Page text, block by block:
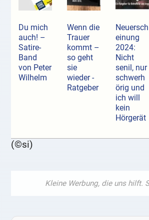
Du mich
auch! –
Satire-
Band
von Peter
Wilhelm
Wenn die
Trauer
kommt –
so geht
sie
wieder -
Ratgeber
Neuersch
einung
2024:
Nicht
senil, nur
schwerh
örig und
ich will
kein
Hörgerät
(©si)